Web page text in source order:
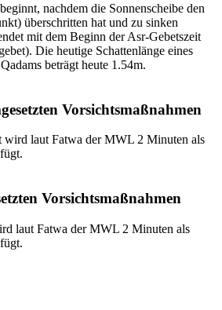
nachdem die Sonnenscheibe den
überschritten hat und zu sinken
mit dem Beginn der Asr-Gebetszeit
Die heutige Schattenlänge eines
beträgt heute 1.54m.
Vorsichtsmaßnahmen
wird laut Fatwa der MWL 2 Minuten als
Vorsichtsmaßnahmen
laut Fatwa der MWL 2 Minuten als